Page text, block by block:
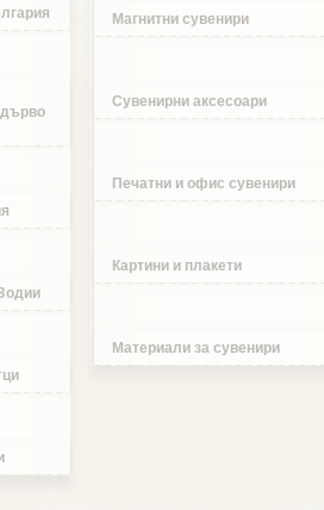
дърво
Магнитни сувенири
Сувенирни аксесоари
Печатни и офис сувенири
Картини и плакети
Материали за сувенири